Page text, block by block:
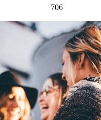
706